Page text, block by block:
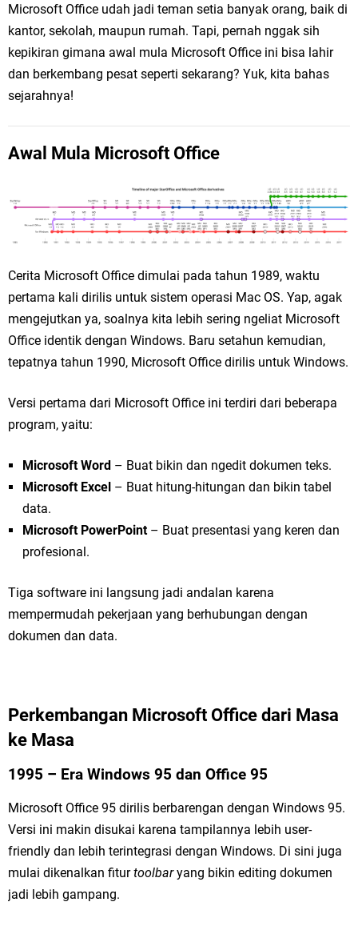
Microsoft Office udah jadi teman setia banyak orang, baik di
kantor, sekolah, maupun rumah. Tapi, pernah nggak sih
kepikiran gimana awal mula Microsoft Office ini bisa lahir
dan berkembang pesat seperti sekarang? Yuk, kita bahas
sejarahnya!
Awal Mula Microsoft Office
Cerita Microsoft Office dimulai pada tahun 1989, waktu
pertama kali dirilis untuk sistem operasi Mac OS. Yap, agak
mengejutkan ya, soalnya kita lebih sering ngeliat Microsoft
Office identik dengan Windows. Baru setahun kemudian,
tepatnya tahun 1990, Microsoft Office dirilis untuk Windows.
Versi pertama dari Microsoft Office ini terdiri dari beberapa
program, yaitu:
Microsoft Word – Buat bikin dan ngedit dokumen teks.
Microsoft Excel – Buat hitung-hitungan dan bikin tabel
data.
Microsoft PowerPoint– Buat presentasi yang keren dan
profesional.
Tiga software ini langsung jadi andalan karena
mempermudah pekerjaan yang berhubungan dengan
dokumen dan data.
Perkembangan Microsoft Office dari Masa
ke Masa
1995 – Era Windows 95 dan Office 95
Microsoft Office 95 dirilis berbarengan dengan Windows 95.
Versi ini makin disukai karena tampilannya lebih user-
friendly dan lebih terintegrasi dengan Windows. Di sini juga
mulai dikenalkan fiturtoolbaryang bikin editing dokumen
jadi lebih gampang.